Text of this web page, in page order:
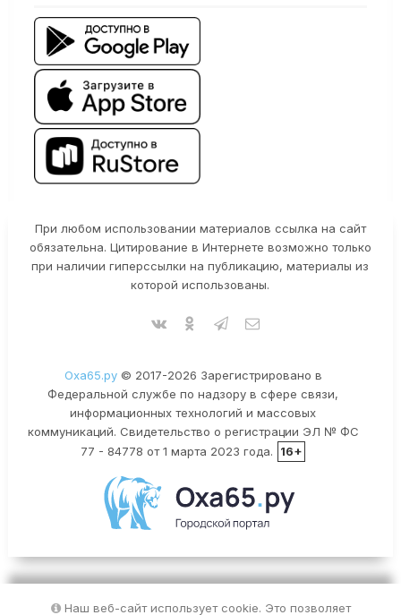
При любом использовании материалов ссылка на сайт
обязательна. Цитирование в Интернете возможно только
при наличии гиперссылки на публикацию, материалы из
которой использованы.
Оха65.ру© 2017-2026 Зарегистрировано в
Федеральной службе по надзору в сфере связи,
информационных технологий и массовых
коммуникаций. Свидетельство о регистрации ЭЛ № ФС
77 - 84778 от 1 марта 2023 года.
16+
Наш веб-сайт использует cookie. Это позволяет